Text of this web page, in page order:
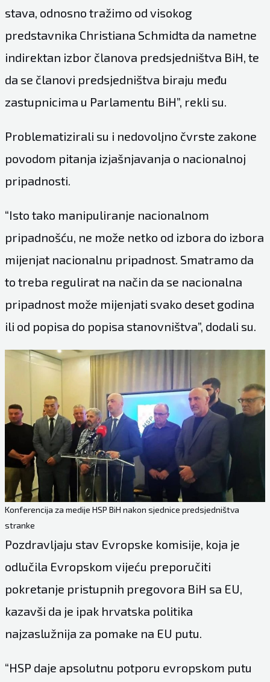
stava, odnosno tražimo od visokog
predstavnika Christiana Schmidta da nametne
indirektan izbor članova predsjedništva BiH, te
da se članovi predsjedništva biraju među
zastupnicima u Parlamentu BiH”, rekli su.
Problematizirali su i nedovoljno čvrste zakone
povodom pitanja izjašnjavanja o nacionalnoj
pripadnosti.
“Isto tako manipuliranje nacionalnom
pripadnošću, ne može netko od izbora do izbora
mijenjat nacionalnu pripadnost. Smatramo da
to treba regulirat na način da se nacionalna
pripadnost može mijenjati svako deset godina
ili od popisa do popisa stanovništva”, dodali su.
Konferencija za medije HSP BiH nakon sjednice predsjedništva
stranke
Pozdravljaju stav Evropske komisije, koja je
odlučila Evropskom vijeću preporučiti
pokretanje pristupnih pregovora BiH sa EU,
kazavši da je ipak hrvatska politika
najzaslužnija za pomake na EU putu.
“HSP daje apsolutnu potporu evropskom putu